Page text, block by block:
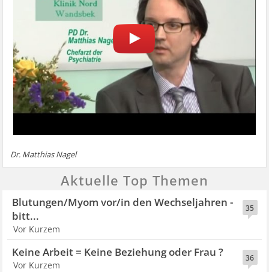
Dr. Matthias Nagel
Aktuelle Top Themen
35
Blutungen/Myom vor/in den Wechseljahren -
bitt...
Vor Kurzem
36
Keine Arbeit = Keine Beziehung oder Frau ?
Vor Kurzem